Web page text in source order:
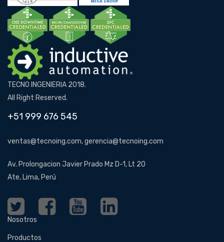
TECNO INGENIERIA 2018.
All Right Reserved.
+51 999 676 545
ventas@tecnoing.com, gerencia@tecnoing.com
Av. Prolongacion Javier Prado Mz D-1, Lt 20
Ate, Lima, Perú
Nosotros
Productos